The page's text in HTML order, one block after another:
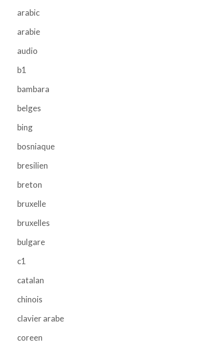
arabic
arabie
audio
b1
bambara
belges
bing
bosniaque
bresilien
breton
bruxelle
bruxelles
bulgare
c1
catalan
chinois
clavier arabe
coreen